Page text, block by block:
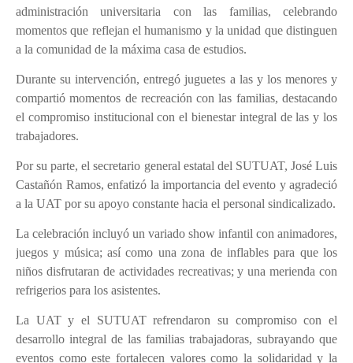
administración universitaria con las familias, celebrando
momentos que reflejan el humanismo y la unidad que distinguen
a la comunidad de la máxima casa de estudios.
Durante su intervención, entregó juguetes a las y los menores y
compartió momentos de recreación con las familias, destacando
el compromiso institucional con el bienestar integral de las y los
trabajadores.
Por su parte, el secretario general estatal del SUTUAT, José Luis
Castañón Ramos, enfatizó la importancia del evento y agradeció
a la UAT por su apoyo constante hacia el personal sindicalizado.
La celebración incluyó un variado show infantil con animadores,
juegos y música; así como una zona de inflables para que los
niños disfrutaran de actividades recreativas; y una merienda con
refrigerios para los asistentes.
La UAT y el SUTUAT refrendaron su compromiso con el
desarrollo integral de las familias trabajadoras, subrayando que
eventos como este fortalecen valores como la solidaridad y la